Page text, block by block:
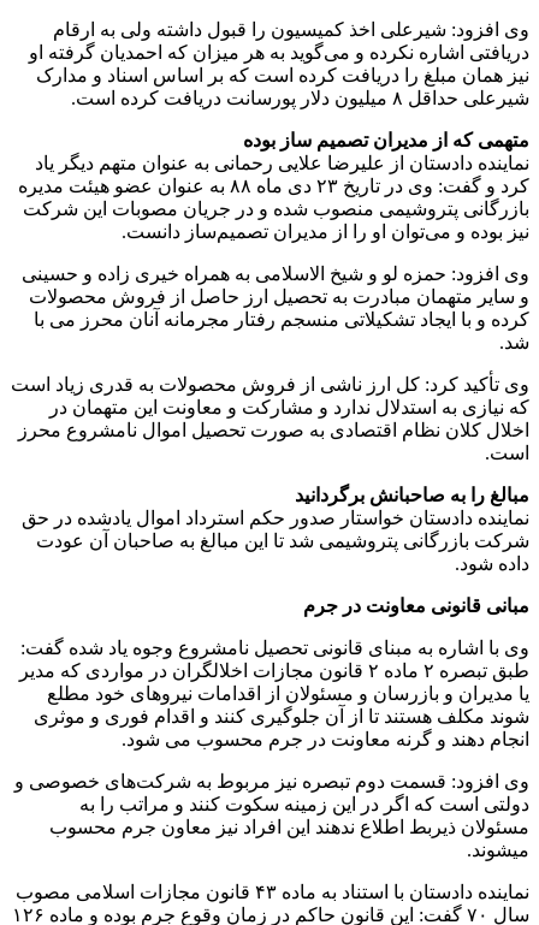
وی افزود: شیرعلی اخذ کمیسیون را قبول داشته ولی به ارقام
دریافتی اشاره نکرده و می‌گوید به هر میزان که احمدیان گرفته او
نیز همان مبلغ را دریافت کرده است که بر اساس اسناد و مدارک
شیرعلی حداقل ۸ میلیون دلار پورسانت دریافت کرده است.
متهمی که از مدیران تصمیم ساز بوده
نماینده دادستان از علیرضا علایی رحمانی به عنوان متهم دیگر یاد
کرد و گفت: وی در تاریخ ۲۳ دی ماه ۸۸ به عنوان عضو هیئت مدیره
بازرگانی پتروشیمی منصوب شده و در جریان مصوبات این شرکت
نیز بوده و می‌توان او را از مدیران تصمیم‌ساز دانست.
وی افزود: حمزه لو و شیخ الاسلامی به همراه خیری زاده و حسینی
و سایر متهمان مبادرت به تحصیل ارز حاصل از فروش محصولات
کرده و با ایجاد تشکیلاتی منسجم رفتار مجرمانه آنان محرز می با
شد.
وی تأکید کرد: کل ارز ناشی از فروش محصولات به قدری زیاد است
که نیازی به استدلال ندارد و مشارکت و معاونت این متهمان در
اخلال کلان نظام اقتصادی به صورت تحصیل اموال نامشروع محرز
است.
مبالغ را به صاحبانش برگردانید
نماینده دادستان خواستار صدور حکم استرداد اموال یادشده در حق
شرکت بازرگانی پتروشیمی شد تا این مبالغ به صاحبان آن عودت
داده شود.
مبانی قانونی معاونت در جرم
وی با اشاره به مبنای قانونی تحصیل نامشروع وجوه یاد شده گفت:
طبق تبصره ۲ ماده ۲ قانون مجازات اخلالگران در مواردی که مدیر
یا مدیران و بازرسان و مسئولان از اقدامات نیروهای خود مطلع
شوند مکلف هستند تا از آن جلوگیری کنند و اقدام فوری و موثری
انجام دهند و گرنه معاونت در جرم محسوب می شود.
وی افزود: قسمت دوم تبصره نیز مربوط به شرکت‌های خصوصی و
دولتی است که اگر در این زمینه سکوت کنند و مراتب را به
مسئولان ذیربط اطلاع ندهند این افراد نیز معاون جرم محسوب
میشوند.
نماینده دادستان با استناد به ماده ۴۳ قانون مجازات اسلامی مصوب
سال ۷۰ گفت: این قانون حاکم در زمان وقوع جرم بوده و ماده ۱۲۶